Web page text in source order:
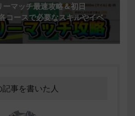
ーマッチ最速攻略＆初日
コースで必要なスキルやイベ
記事を書いた人